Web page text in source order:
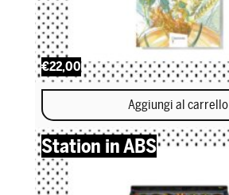
€22,00
Aggiungi al carrello
Station in ABS